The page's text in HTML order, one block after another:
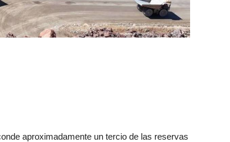
aproximadamente un tercio de las reservas